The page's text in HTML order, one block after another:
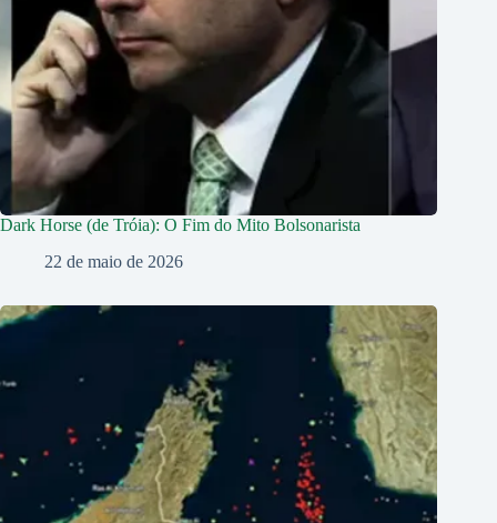
Dark Horse (de Tróia): O Fim do Mito Bolsonarista
22 de maio de 2026